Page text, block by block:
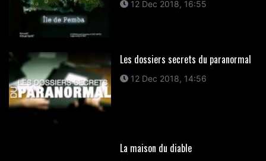
12 Dec 2018, 16:55
Les dossiers secrets du paranormal
12 Dec 2018, 14:56
La maison du diable